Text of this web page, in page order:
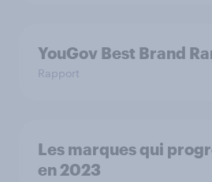
YouGov Best Brand
Rapport
Les marques qui
en 2023